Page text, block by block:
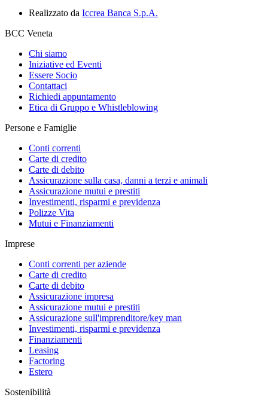
Realizzato da Iccrea Banca S.p.A.
BCC Veneta
Chi siamo
Iniziative ed Eventi
Essere Socio
Contattaci
Richiedi appuntamento
Etica di Gruppo e Whistleblowing
Persone e Famiglie
Conti correnti
Carte di credito
Carte di debito
Assicurazione sulla casa, danni a terzi e animali
Assicurazione mutui e prestiti
Investimenti, risparmi e previdenza
Polizze Vita
Mutui e Finanziamenti
Imprese
Conti correnti per aziende
Carte di credito
Carte di debito
Assicurazione impresa
Assicurazione mutui e prestiti
Assicurazione sull'imprenditore/key man
Investimenti, risparmi e previdenza
Finanziamenti
Leasing
Factoring
Estero
Sostenibilità